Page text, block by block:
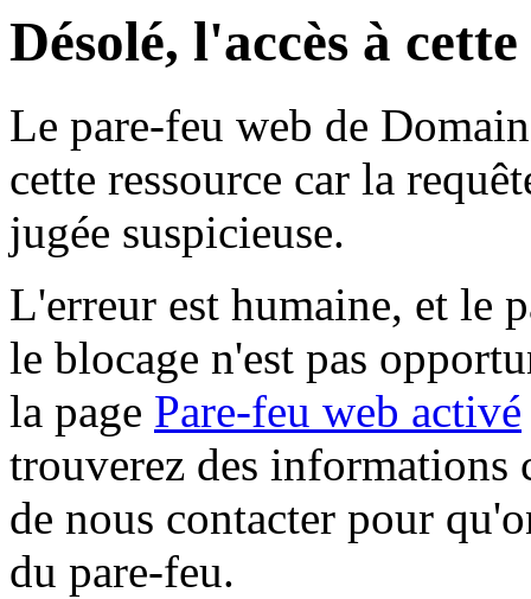
Désolé, l'accès à
Le pare-feu web de
cette ressource car la
jugée suspicieuse.
L'erreur est humaine, et le
le blocage n'est pas
la page Pare-feu web activé
trouverez des informations
de nous contacter pour
du pare-feu.